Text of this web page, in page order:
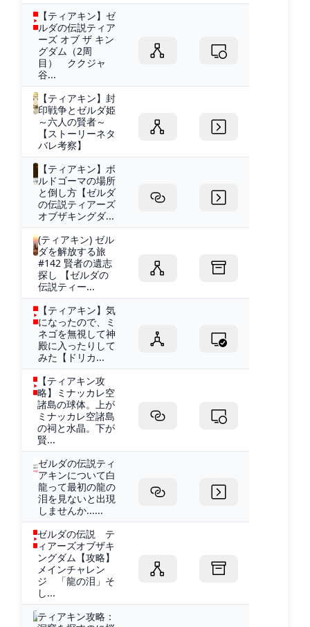
【ティアキン】ゼ
ルダの伝説ティア
ーズ オブ ザ キン
グダム（2周
目） ククジャ
谷...
【ティアキン】封
印戦争とゼルダ姫
～六人の賢者～
【ストーリーネタ
バレ考察】
【ティアキン】ボ
ルドゴーマの場所
と倒し方【ゼルダ
の伝説ティアーズ
オブザキングダ...
(ティアキン) ゼル
ダを解放する旅
#142 賢者の遺志
探し 【ゼルダの
伝説ティー...
【ティアキン】気
になったので、ミ
ネゴを無視して神
殿に入ったりして
みた【ドリカ...
【ティアキン攻
略】ミナッカレ空
諸島の球体。上が
ミナッカレ空諸島
の祠と水晶。下が
賢...
ゼルダの伝説ティ
アキンについて白
龍って最初の龍の
泪を見ないと出現
しませんか......
ゼルダの伝説 テ
ィアーズオブザキ
ングダム【攻略】
メインチャレン
ジ 「龍の泪」そ
し...
ティアキン攻略：